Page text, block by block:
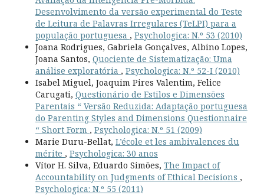
Desenvolvimento da versão experimental do Teste
de Leitura de Palavras Irregulares (TeLPI) para a
população portuguesa , Psychologica: N.º 53 (2010)
Joana Rodrigues, Gabriela Gonçalves, Albino Lopes,
Joana Santos, Quociente de Sistematização: Uma
análise exploratória , Psychologica: N.º 52-I (2010)
Isabel Miguel, Joaquim Pires Valentim, Felice
Carugati, Questionário de Estilos e Dimensões
Parentais “ Versão Reduzida: Adaptação portuguesa
do Parenting Styles and Dimensions Questionnaire
“ Short Form , Psychologica: N.º 51 (2009)
Marie Duru-Bellat, L’école et les ambivalences du
mérite , Psychologica: 30 anos
Vítor H. Silva, Eduardo Simões, The Impact of
Accountability on Judgments of Ethical Decisions ,
Psychologica: N.º 55 (2011)